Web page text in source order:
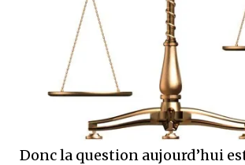
Donc la question aujourd’hui